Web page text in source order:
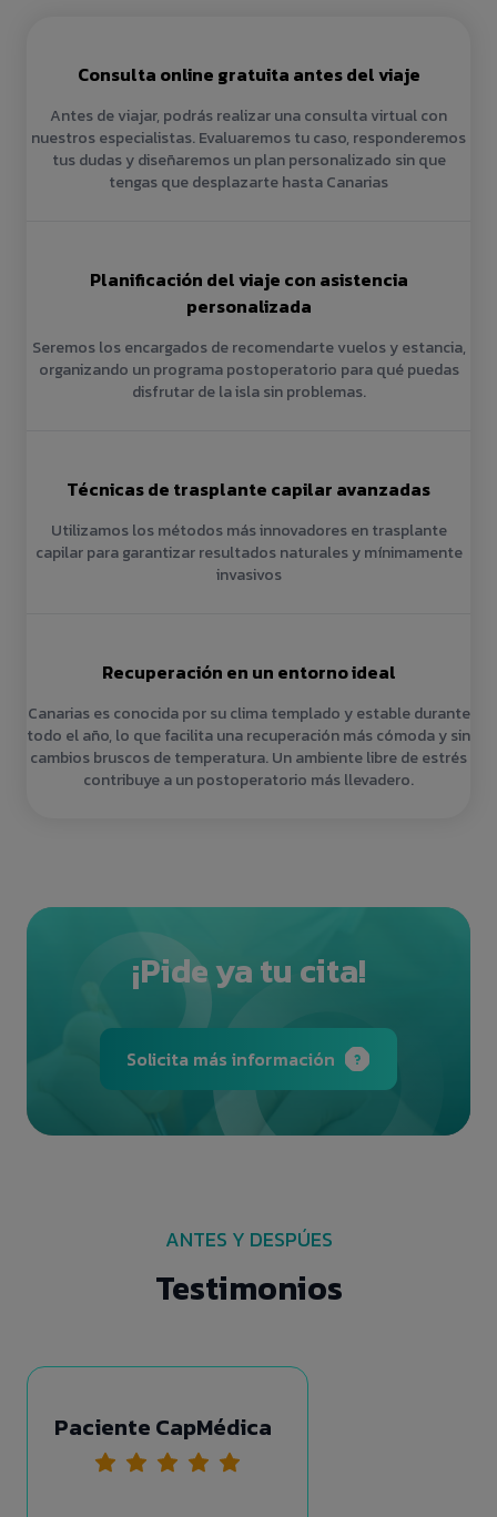
Consulta online gratuita antes del viaje
Antes de viajar, podrás realizar una consulta virtual con
nuestros especialistas. Evaluaremos tu caso, responderemos
tus dudas y diseñaremos un plan personalizado sin que
tengas que desplazarte hasta Canarias
Planificación del viaje con asistencia
personalizada
Seremos los encargados de recomendarte vuelos y estancia,
organizando un programa postoperatorio para qué puedas
disfrutar de la isla sin problemas.
Técnicas de trasplante capilar avanzadas
Utilizamos los métodos más innovadores en trasplante
capilar para garantizar resultados naturales y mínimamente
invasivos
Recuperación en un entorno ideal
Canarias es conocida por su clima templado y estable durante
todo el año, lo que facilita una recuperación más cómoda y sin
cambios bruscos de temperatura. Un ambiente libre de estrés
contribuye a un postoperatorio más llevadero.
¡Pide ya tu cita!
Solicita más información
ANTES Y DESPÚES
Testimonios
Paciente CapMédica